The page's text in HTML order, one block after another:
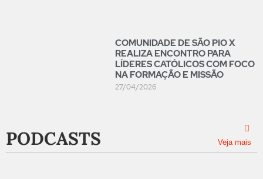
PODCASTS Veja mais
COMUNIDADE DE SÃO PIO X
REALIZA ENCONTRO PARA
LÍDERES CATÓLICOS COM FOCO
NA FORMAÇÃO E MISSÃO
27/04/2026